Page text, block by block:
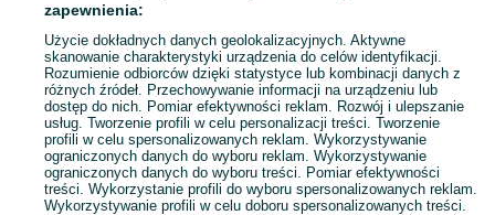
Mapa ministron
Popularne wyszukiwania
zapewnienia:
Użycie dokładnych danych geolokalizacyjnych. Aktywne
skanowanie charakterystyki urządzenia do celów identyfikacji.
Rozumienie odbiorców dzięki statystyce lub kombinacji danych z
różnych źródeł. Przechowywanie informacji na urządzeniu lub
dostęp do nich. Pomiar efektywności reklam. Rozwój i ulepszanie
usług. Tworzenie profili w celu personalizacji treści. Tworzenie
profili w celu spersonalizowanych reklam. Wykorzystywanie
ograniczonych danych do wyboru reklam. Wykorzystywanie
ograniczonych danych do wyboru treści. Pomiar efektywności
treści. Wykorzystanie profili do wyboru spersonalizowanych reklam.
Wykorzystywanie profili w celu doboru spersonalizowanych treści.